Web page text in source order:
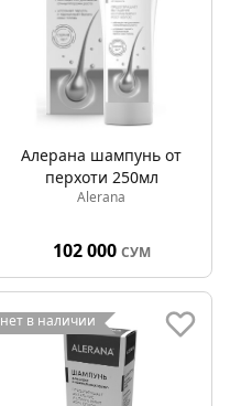
Алерана шампунь от
перхоти 250мл
Alerana
102 000 СУМ
нет в наличии